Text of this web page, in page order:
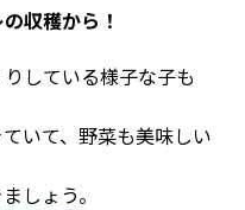
収穫から！
している様子な子も
いて、野菜も美味しい
しょう。